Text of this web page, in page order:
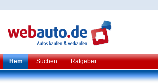
Hem Suchen Ratgeber